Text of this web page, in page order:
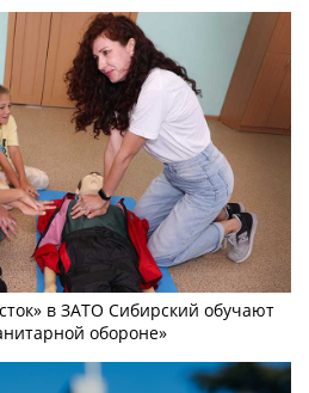
в ЗАТО Сибирский обучают
обороне»